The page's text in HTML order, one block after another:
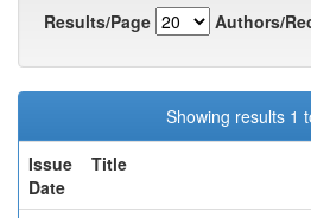
Results/Page
Authors/
Showing results 1
Issue
Date
Title